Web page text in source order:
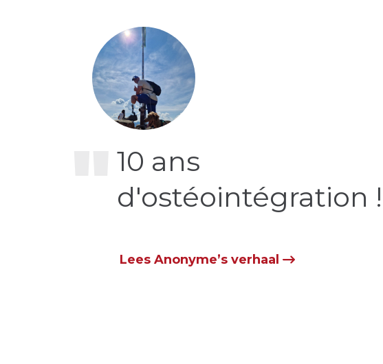
10 ans
d'ostéointégration
Lees Anonyme’s verhaal